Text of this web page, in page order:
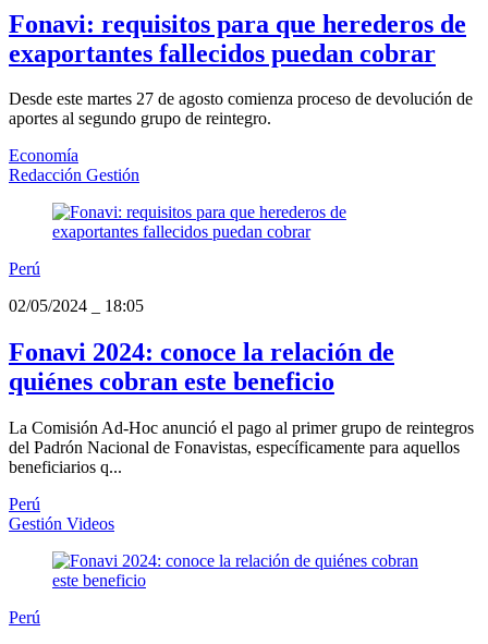
Fonavi: requisitos para que herederos de
exaportantes fallecidos puedan cobrar
Desde este martes 27 de agosto comienza proceso de devolución de
aportes al segundo grupo de reintegro.
Economía
Redacción Gestión
Perú
02/05/2024
18:05
Fonavi 2024: conoce la relación de
quiénes cobran este beneficio
La Comisión Ad-Hoc anunció el pago al primer grupo de reintegros
del Padrón Nacional de Fonavistas, específicamente para aquellos
beneficiarios q...
Perú
Gestión Videos
Perú